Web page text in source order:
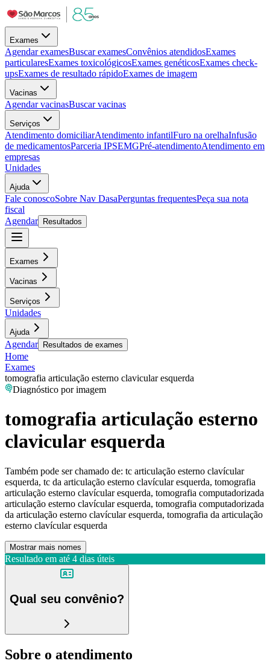
Exames
Agendar examesBuscar examesConvênios atendidosExames
particularesExames toxicológicosExames genéticosExames check-
upsExames de resultado rápidoExames de imagem
Vacinas
Agendar vacinasBuscar vacinas
Serviços
Atendimento domiciliarAtendimento infantilFuro na orelhaInfusão
de medicamentosParceria IPSEMGPré-atendimentoAtendimento em
empresas
Unidades
Ajuda
Fale conoscoSobre Nav DasaPerguntas frequentesPeça sua nota
fiscal
Agendar
Resultados
Exames
Vacinas
Serviços
Unidades
Ajuda
Agendar Resultados de exames
Home
Exames
tomografia articulação esterno clavicular esquerda
Diagnóstico por imagem
tomografia articulação esterno
clavicular esquerda
Também pode ser chamado de: tc articulação esterno clavícular
esquerda, tc da articulação esterno clavícular esquerda, tomografia
articulação esterno clavícular esquerda, tomografia computadorizada
articulação esterno clavícular esquerda, tomografia computadorizada
da articulação esterno clavícular esquerda, tomografia da articulação
esterno clavícular esquerda
Mostrar mais nomes
Resultado em até 4 dias úteis
Qual seu convênio?
Sobre o atendimento